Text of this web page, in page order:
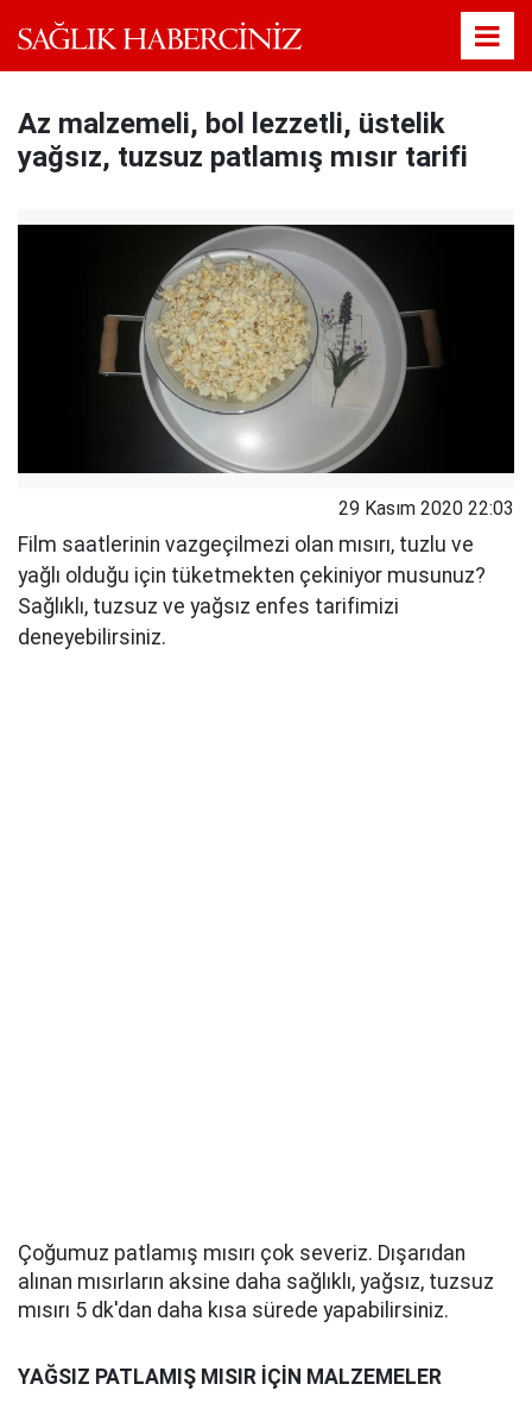
Az malzemeli, bol lezzetli, üstelik
yağsız, tuzsuz patlamış mısır tarifi
29 Kasım 2020 22:03
Film saatlerinin vazgeçilmezi olan mısırı, tuzlu ve
yağlı olduğu için tüketmekten çekiniyor musunuz?
Sağlıklı, tuzsuz ve yağsız enfes tarifimizi
deneyebilirsiniz.
Çoğumuz patlamış mısırı çok severiz. Dışarıdan
alınan mısırların aksine daha sağlıklı, yağsız, tuzsuz
mısırı 5 dk'dan daha kısa sürede yapabilirsiniz.
YAĞSIZ PATLAMIŞ MISIR İÇİN MALZEMELER